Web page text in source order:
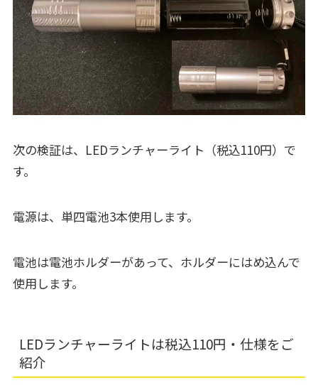
次の検証は、LEDランチャーライト（税込110円）で
す。
電源は、単四電池3本使用します。
電池は電池ホルダーがあって、ホルダーにはめ込んで
使用します。
LEDランチャーライトは税込110円・仕様をご
紹介